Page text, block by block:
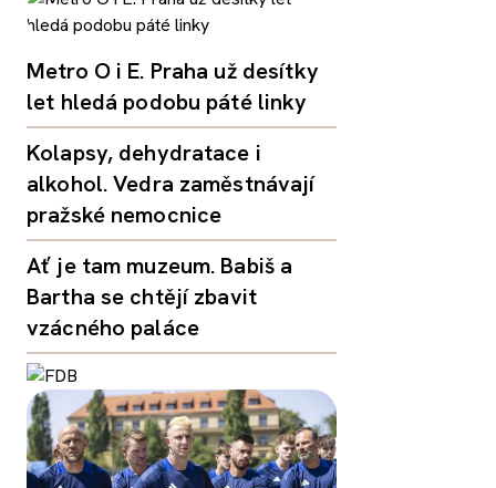
Metro O i E. Praha už desítky
let hledá podobu páté linky
Kolapsy, dehydratace i
alkohol. Vedra zaměstnávají
pražské nemocnice
Ať je tam muzeum. Babiš a
Bartha se chtějí zbavit
vzácného paláce